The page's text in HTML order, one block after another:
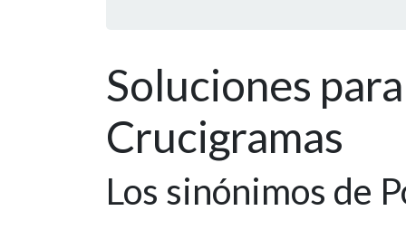
Soluciones
Crucigramas
Los sinónimos de